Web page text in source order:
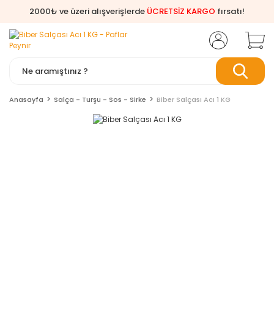
2000₺ ve üzeri alışverişlerde ÜCRETSİZ KARGO fırsatı!
Anasayfa Salça - Turşu - Sos - Sirke Biber Salçası Acı 1 KG